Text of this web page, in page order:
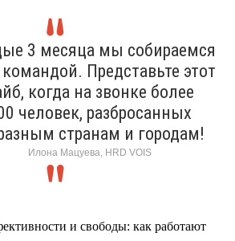
3 месяца мы собираемся
Представьте этот
когда на звонке более
человек, разбросанных
странам и городам!
Илона Мацуева, HRD VOIS